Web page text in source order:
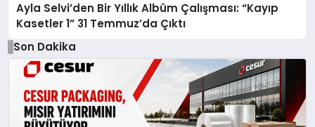
Ayla Selvi’den Bir Yıllık Albüm Çalışması: “Kayıp
Kasetler 1” 31 Temmuz’da Çıktı
Son Dakika